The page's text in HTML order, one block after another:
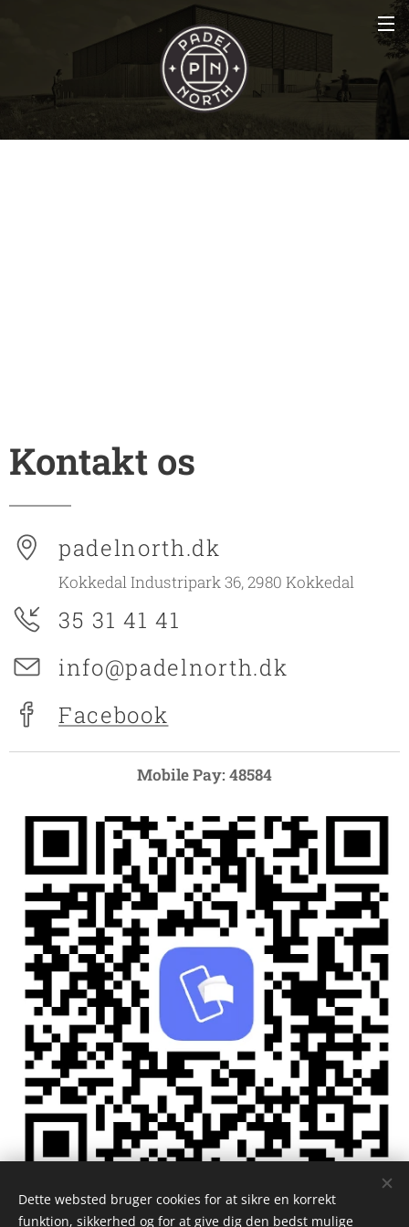
Kontakt os
padelnorth.dk
Kokkedal Industripark 36, 2980 Kokkedal
35 31 41 41
info@padelnorth.dk
Facebook
Mobile Pay: 48584
Dette websted bruger cookies for at sikre en korrekt
funktion, sikkerhed og for at give dig den bedst mulige